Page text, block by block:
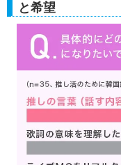
と希望